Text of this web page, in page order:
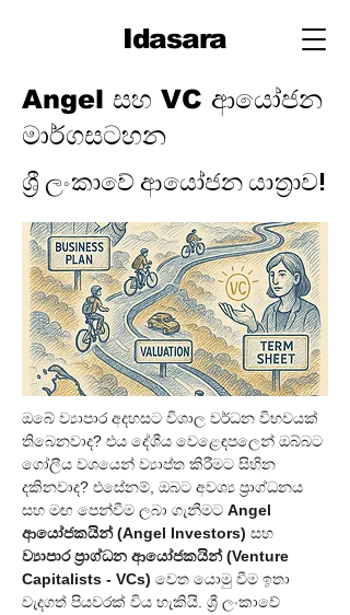
Idasara
Angel සහ VC ආයෝජන
මාර්ගසටහන
ශ්‍රී ලංකාවේ ආයෝජන යාත්‍රාව!
ඔබේ ව්‍යාපාර අදහසට විශාල වර්ධන විභවයක්
තිබෙනවාද? එය දේශීය වෙළෙඳපලෙන් ඔබ්බට
ගෝලීය වශයෙන් ව්‍යාප්ත කිරීමට සිහින
දකිනවාද? එසේනම්, ඔබට අවශ්‍ය ප්‍රාග්ධනය
සහ මඟ පෙන්වීම ලබා ගැනීමට Angel
ආයෝජකයින් (Angel Investors) සහ
ව්‍යාපාර ප්‍රාග්ධන ආයෝජකයින් (Venture
Capitalists - VCs) වෙත යොමු වීම ඉතා
වැදගත් පියවරක් විය හැකියි. ශ්‍රී ලංකාවේ